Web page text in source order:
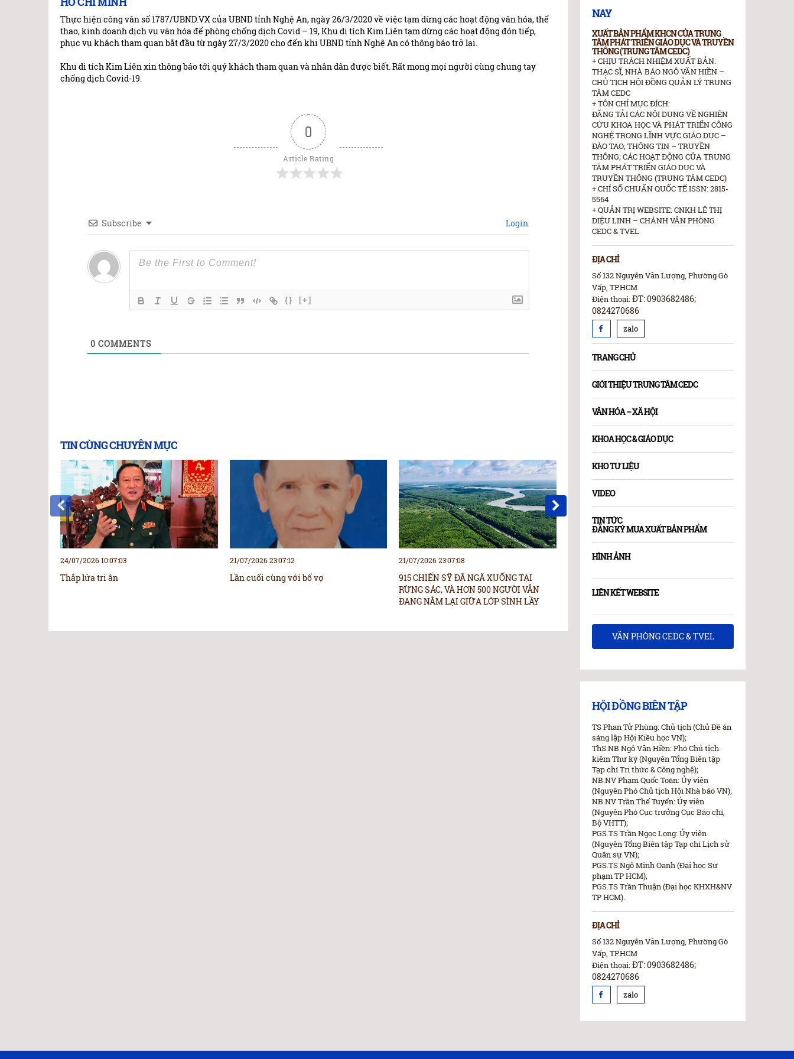
Thực hiện công văn số 1787/UBND.VX của UBND tỉnh Nghệ An, ngày 26/3/2020 về việc tạm dừng các hoạt động văn hóa, thể
thao, kinh doanh dịch vụ văn hóa để phòng chống dịch Covid – 19, Khu di tích Kim Liên tạm dừng các hoạt động đón tiếp,
phục vụ khách tham quan bắt đầu từ ngày 27/3/2020 cho đến khi UBND tỉnh Nghệ An có thông báo trở lại.
Khu di tích Kim Liên xin thông báo tới quý khách tham quan và nhân dân được biết. Rất mong mọi người cùng chung tay
chống dịch Covid-19.
0
Article Rating
Subscribe Login
{} [+]
0 COMMENTS
TIN CÙNG CHUYÊN MỤC
24/07/2026 10:07:03
Thắp lửa tri ân
21/07/2026 23:07:12
Lần cuối cùng với bố vợ
21/07/2026 23:07:08
915 CHIẾN SỸ ĐÃ NGÃ XUỐNG TẠI
RỪNG SÁC, VÀ HƠN 500 NGƯỜI VẪN
ĐANG NẰM LẠI GIỮA LỚP SÌNH LẦY
21/07/2026 22:07:57
Người đoạt Nobel không phát minh ra
“nhịn ăn chữa bệnh” – Ông đã khám
NAY
XUẤT BẢN PHẨM KHCN CỦA TRUNG
TÂM PHÁT TRIỂN GIÁO DỤC VÀ TRUYỀN
THÔNG (TRUNG TÂM CEDC)
+ CHỊU TRÁCH NHIỆM XUẤT BẢN:
THẠC SĨ, NHÀ BÁO NGÔ VĂN HIỀN –
CHỦ TỊCH HỘI ĐỒNG QUẢN LÝ TRUNG
TÂM CEDC
+ TÔN CHỈ MỤC ĐÍCH:
ĐĂNG TẢI CÁC NỘI DUNG VỀ NGHIÊN
CỨU KHOA HỌC VÀ PHÁT TRIỂN CÔNG
NGHỆ TRONG LĨNH VỰC GIÁO DỤC –
ĐÀO TAO; THÔNG TIN – TRUYỀN
THÔNG; CÁC HOẠT ĐỘNG CỦA TRUNG
TÂM PHÁT TRIỂN GIÁO DỤC VÀ
TRUYỀN THÔNG (TRUNG TÂM CEDC)
+ CHỈ SỐ CHUẨN QUỐC TẾ ISSN: 2815-
5564
+ QUẢN TRỊ WEBSITE: CNKH LÊ THỊ
DIỆU LINH – CHÁNH VĂN PHÒNG
CEDC & TVEL
ĐỊA CHỈ
Số 132 Nguyễn Văn Lượng, Phường Gò
Vấp, TP.HCM
Điện thoại:ĐT: 0903682486;
0824270686
zalo
TRANG CHỦ
GIỚI THIỆU TRUNG TÂM CEDC
VĂN HÓA – XÃ HỘI
KHOA HỌC & GIÁO DỤC
KHO TƯ LIỆU
VIDEO
TIN TỨC
ĐĂNG KÝ MUA XUẤT BẢN PHẨM
HÌNH ẢNH
LIÊN KẾT WEBSITE
VĂN PHÒNG CEDC & TVEL
HỘI ĐỒNG BIÊN TẬP
TS Phan Tử Phùng: Chủ tịch (Chủ Đề án
sáng lập Hội Kiều học VN);
ThS.NB Ngô Văn Hiền: Phó Chủ tịch
kiêm Thư ký (Nguyên Tổng Biên tập
Tạp chí Tri thức & Công nghệ);
NB.NV Phạm Quốc Toàn: Ủy viên
(Nguyên Phó Chủ tịch Hội Nhà báo VN);
NB.NV Trần Thế Tuyển: Ủy viên
(Nguyên Phó Cục trưởng Cục Báo chí,
Bộ VHTT);
PGS.TS Trần Ngọc Long: Ủy viên
(Nguyên Tổng Biên tập Tạp chí Lịch sử
Quân sự VN);
PGS.TS Ngô Minh Oanh (Đại học Sư
phạm TP HCM);
PGS.TS Trần Thuận (Đại học KHXH&NV
TP HCM).
ĐỊA CHỈ
Số 132 Nguyễn Văn Lượng, Phường Gò
Vấp, TP.HCM
Điện thoại:ĐT: 0903682486;
0824270686
zalo